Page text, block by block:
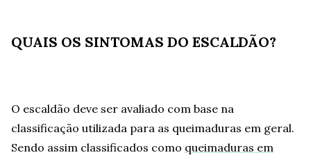
QUAIS OS SINTOMAS DO ESCALDÃO?
O escaldão deve ser avaliado com base na
classificação utilizada para as queimaduras em geral.
Sendo assim classificados como queimaduras em